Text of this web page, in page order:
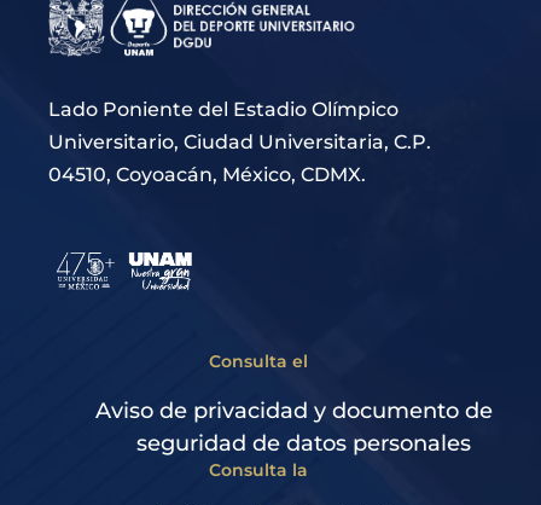
Lado Poniente del Estadio Olímpico
Universitario, Ciudad Universitaria, C.P.
04510, Coyoacán, México, CDMX.
Consulta el
Aviso de privacidad y documento de
seguridad de datos personales
Consulta la